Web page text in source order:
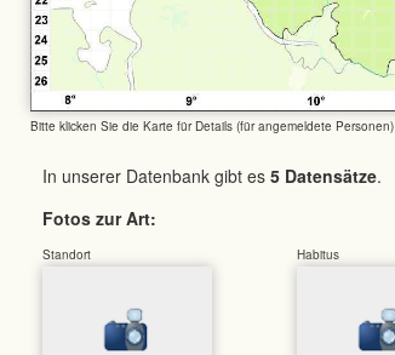
Bitte klicken Sie die Karte für Details (für angemeldete Personen)
In unserer Datenbank gibt es 5 Datensätze.
Fotos zur Art:
Standort Habitus